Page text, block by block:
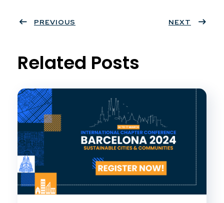
ter
book
eres
PREVIOUS NEXT
Related Posts